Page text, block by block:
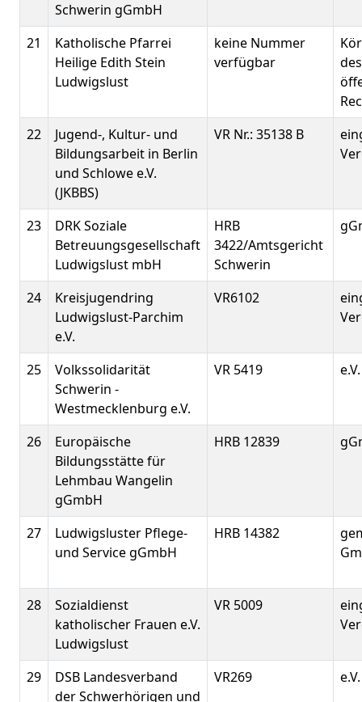
Schwerin gGmbH
21
Katholische Pfarrei
Heilige Edith Stein
Ludwigslust
keine Nummer
verfügbar
des
22
Jugend-, Kultur- und
Bildungsarbeit in Berlin
und Schlowe e.V.
(JKBBS)
VR Nr.: 35138 B
23
DRK Soziale
Betreuungsgesellschaft
Ludwigslust mbH
HRB
3422/Amtsgericht
Schwerin
24
Kreisjugendring
Ludwigslust-Parchim
e.V.
VR6102
25
Volkssolidarität
Schwerin -
Westmecklenburg e.V.
VR 5419 e.V.
26
Europäische
Bildungsstätte für
Lehmbau Wangelin
gGmbH
HRB 12839
27
Ludwigsluster Pflege-
und Service gGmbH
HRB 14382
28
Sozialdienst
katholischer Frauen e.V.
Ludwigslust
VR 5009
29
DSB Landesverband
der Schwerhörigen und
VR269 e.V.